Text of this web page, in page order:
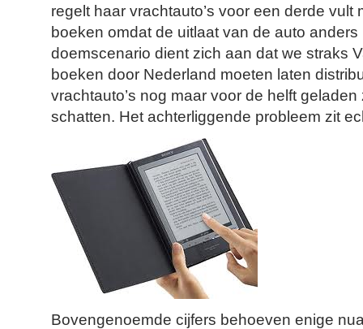
regelt haar vrachtauto’s voor een derde vult
boeken omdat de uitlaat van de auto
doemscenario dient zich aan dat we straks
boeken door Nederland moeten laten
vrachtauto’s nog maar voor de helft
schatten. Het achterliggende probleem zit
Bovengenoemde cijfers behoeven enige